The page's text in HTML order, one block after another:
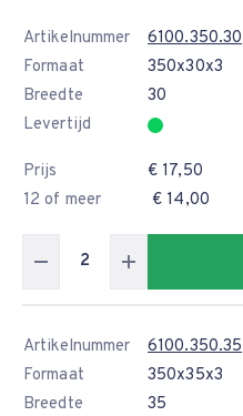
Artikelnummer
6100.350.30
Formaat
350x30x3
Breedte
30
Levertijd
Prijs
€ 17,50
12 of meer
€ 14,00
Artikelnummer
6100.350.35
Formaat
350x35x3
Breedte
35